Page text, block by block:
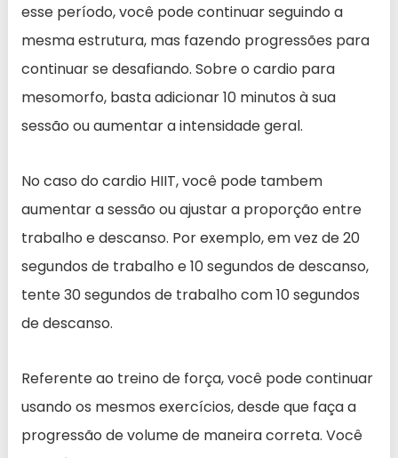
esse período, você pode continuar seguindo a
mesma estrutura, mas fazendo progressões para
continuar se desafiando. Sobre o cardio para
mesomorfo, basta adicionar 10 minutos à sua
sessão ou aumentar a intensidade geral.
No caso do cardio HIIT, você pode tambem
aumentar a sessão ou ajustar a proporção entre
trabalho e descanso. Por exemplo, em vez de 20
segundos de trabalho e 10 segundos de descanso,
tente 30 segundos de trabalho com 10 segundos
de descanso.
Referente ao treino de força, você pode continuar
usando os mesmos exercícios, desde que faça a
progressão de volume de maneira correta. Você